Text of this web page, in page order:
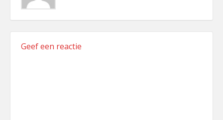
Geef een reactie